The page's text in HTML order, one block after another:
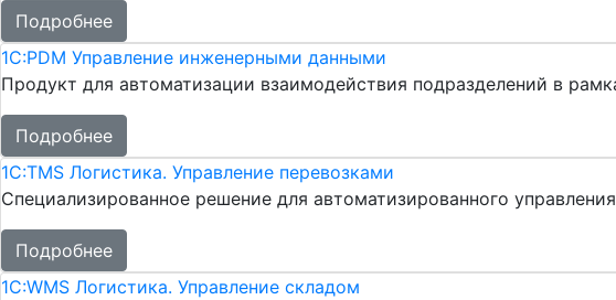
Подробнее
1С:PDM Управление инженерными данными
Продукт для автоматизации взаимодействия подразделений в
Подробнее
1С:TMS Логистика. Управление перевозками
Специализированное решение для автоматизированного
Подробнее
1С:WMS Логистика. Управление складом